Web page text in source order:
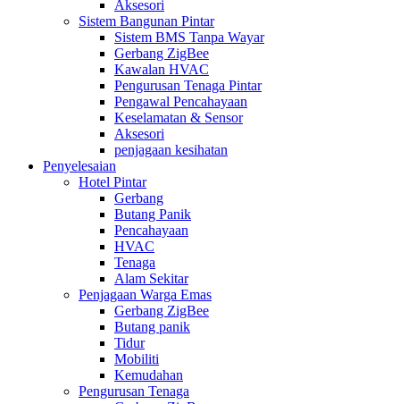
Aksesori
Sistem Bangunan Pintar
Sistem BMS Tanpa Wayar
Gerbang ZigBee
Kawalan HVAC
Pengurusan Tenaga Pintar
Pengawal Pencahayaan
Keselamatan & Sensor
Aksesori
penjagaan kesihatan
Penyelesaian
Hotel Pintar
Gerbang
Butang Panik
Pencahayaan
HVAC
Tenaga
Alam Sekitar
Penjagaan Warga Emas
Gerbang ZigBee
Butang panik
Tidur
Mobiliti
Kemudahan
Pengurusan Tenaga